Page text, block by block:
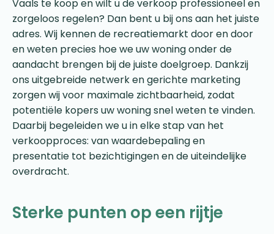
Vaals te koop en wilt u de verkoop professioneel en
zorgeloos regelen? Dan bent u bij ons aan het juiste
adres. Wij kennen de recreatiemarkt door en door
en weten precies hoe we uw woning onder de
aandacht brengen bij de juiste doelgroep. Dankzij
ons uitgebreide netwerk en gerichte marketing
zorgen wij voor maximale zichtbaarheid, zodat
potentiële kopers uw woning snel weten te vinden.
Daarbij begeleiden we u in elke stap van het
verkoopproces: van waardebepaling en
presentatie tot bezichtigingen en de uiteindelijke
overdracht.
Sterke punten op een rijtje